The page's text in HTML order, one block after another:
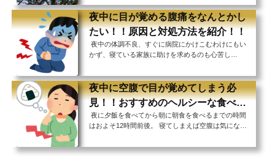
と...
地震の前兆、なんて言われたりもしていますが、これ
は科学的な根拠のない噂レベルの話とのこと。 実際
にはカラスが夜に鳴くのは人間が関係している部分も
あるのです。 みなさんはご存知ですか？カラスが夜
中に鳴く原因についてご紹介していきます！夜中にカ
ラスが鳴く原因カラスが夜中に鳴いているとなんだか
も...
夜中に目が覚める腹痛をなんとかし
たい！！原因と対処方法を紹介！！
夜中の体調不良、すぐに病院にかけこむわけにもい
かず、寝ている家族に助けを求めるのも心苦し
さらに体調を悪化させる可能性も・・・ 今回ご紹介
するのは夜中の腹痛の原因と対処方法についてです。
腹痛には痛む場所や痛みのタイプによって異なる様々
な原因があります。 たまたま疲れや食べ合わせの問
題で一晩つらい思いをした、というくらいならまだし
も、慢性的に腹痛で目が覚めるような事態は病気が潜
る...
夜中に空腹で目が覚めてしまう必
見！！おすすめのヘルシーな食べ物
を紹介！！
夜に夕飯を食べてから朝に朝食を食べるまでの時間
はおよそ12時間前後。 寝てしまえば空腹は気になり
しまったときに強い空腹感を感じるとなかなか寝付け